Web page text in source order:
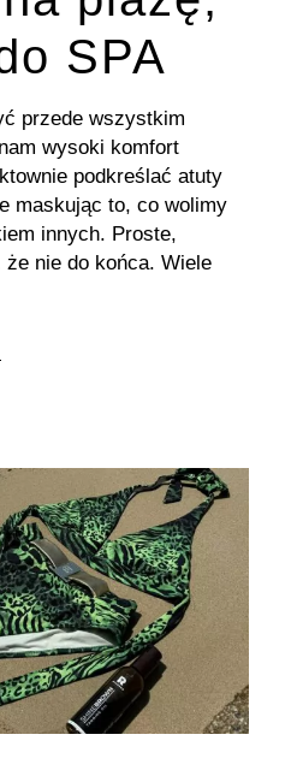
SPA
przede wszystkim
wysoki komfort
podkreślać atuty
maskując to, co wolimy
innych. Proste,
nie do końca. Wiele